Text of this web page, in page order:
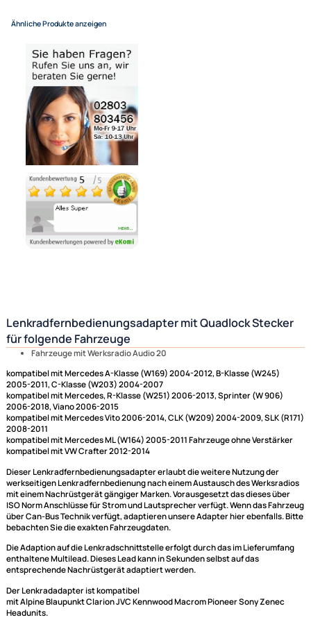
Lenkradfernbedienungsadapter mit Quadlock
für folgende Fahrzeuge
Fahrzeuge mit Werksradio Audio 20
kompatibel mit Mercedes A-Klasse (W169) 2004-2012, B-Klasse (W245)
2005-2011, C-Klasse (W203) 2004-2007
kompatibel mit Mercedes, R-Klasse (W251) 2006-2013, Sprinter (W
2006-2018, Viano 2006-2015
kompatibel mit Mercedes Vito 2006-2014, CLK (W209) 2004-2009, SLK
kompatibel mit Mercedes ML (W164) 2005-2011 Fahrzeuge ohne
kompatibel mit VW Crafter 2012-2014
- +
Bezahlmöglichkeiten
Noch 2 direkt ab Lager lieferbar
Lieferzeit 1 - 3 Tage
Ähnliche Produkte anzeigen